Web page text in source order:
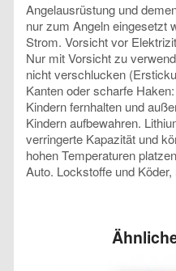
Angelausrüstung und
nur zum Angeln eingesetzt
Strom. Vorsicht vor
Nur mit Vorsicht zu
nicht verschlucken
Kanten oder scharfe
Kindern fernhalten und
Kindern aufbewahren.
verringerte Kapazität und
hohen Temperaturen
Auto. Lockstoffe und